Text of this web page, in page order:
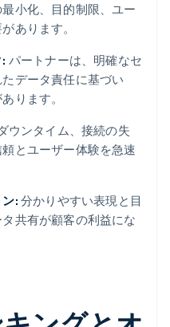
小化、目的制限、ユー
あります。
パートナーは、明確なセ
データ責任に基づい
ります。
ウンタイム、接続の失
とユーザー体験を急速
: 分かりやすい表現と目
共有が顧客の利益にな